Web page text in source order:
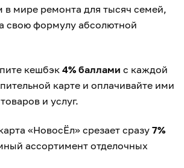
мире ремонта для тысяч семей,
свою формулу абсолютной
кешбэк 4% баллами с каждой
карте и оплачивайте ими
и услуг.
«НовосЁл» срезает сразу 7%
ассортимент отделочных